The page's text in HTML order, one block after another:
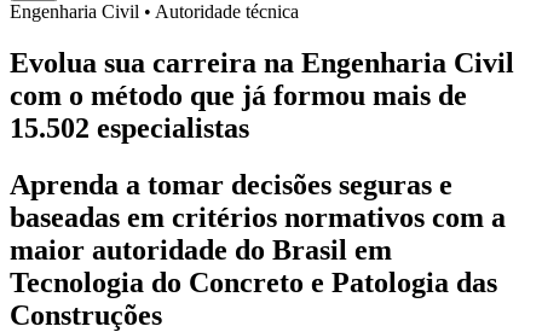
Engenharia Civil • Autoridade técnica
Evolua sua carreira na Engenharia Civil
com o método que já formou mais de
15.502 especialistas
Aprenda a tomar decisões seguras e
baseadas em critérios normativos com a
maior autoridade do Brasil em
Tecnologia do Concreto e Patologia das
Construções